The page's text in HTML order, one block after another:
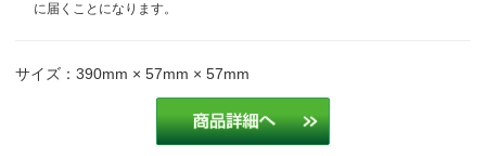
に届くことになります。
サイズ：390mm × 57mm × 57mm